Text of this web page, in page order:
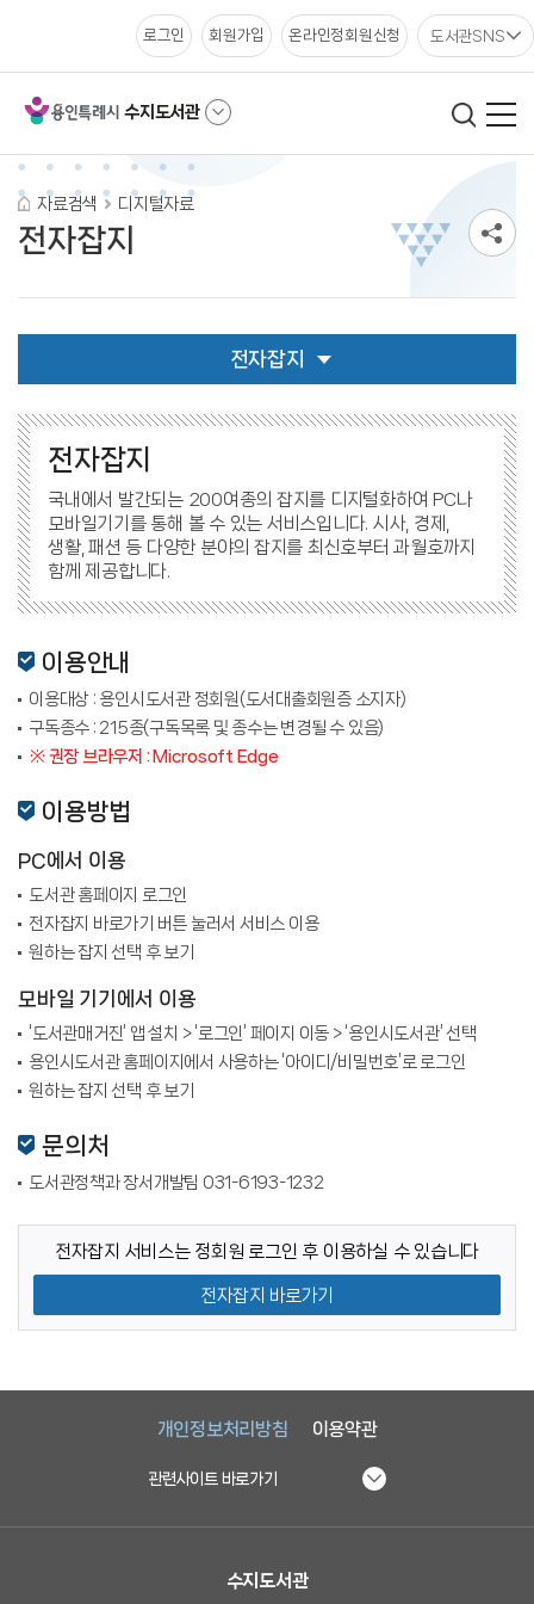
수지도서관
로그인 회원가입 온라인정회원신청 도서관SNS
자료검색 디지털자료
전자잡지
전자잡지
전자잡지
국내에서 발간되는 200여종의 잡지를 디지털화하여 PC나
모바일기기를 통해 볼 수 있는 서비스입니다. 시사, 경제,
생활, 패션 등 다양한 분야의 잡지를 최신호부터 과월호까지
함께 제공합니다.
이용안내
이용대상 : 용인시도서관 정회원(도서대출회원증 소지자)
구독종수 : 215종(구독목록 및 종수는 변경될 수 있음)
※ 권장 브라우저 : Microsoft Edge
이용방법
PC에서 이용
도서관 홈페이지 로그인
전자잡지 바로가기 버튼 눌러서 서비스 이용
원하는 잡지 선택 후 보기
모바일 기기에서 이용
‘도서관매거진’ 앱 설치 > ‘로그인’ 페이지 이동 > ‘용인시도서관’ 선택
용인시도서관 홈페이지에서 사용하는 ‘아이디/비밀번호’로 로그인
원하는 잡지 선택 후 보기
문의처
도서관정책과 장서개발팀 031-6193-1232
전자잡지 서비스는 정회원 로그인 후 이용하실 수 있습니다
전자잡지 바로가기
개인정보처리방침 이용약관
관련사이트 바로가기
수지도서관